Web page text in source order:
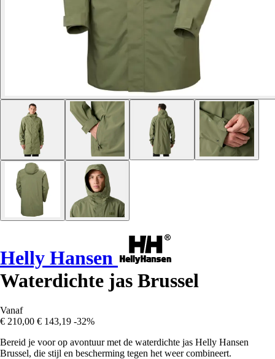
Helly Hansen
Waterdichte jas Brussel
Vanaf
€ 210,00 € 143,19 -32%
Bereid je voor op avontuur met de waterdichte jas Helly Hansen
Brussel, die stijl en bescherming tegen het weer combineert.